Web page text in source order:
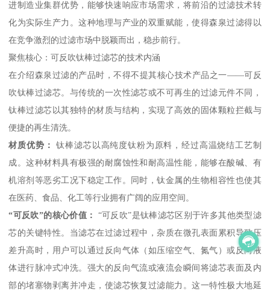
进制造业集群优势，能够快速响应市场需求，将前沿的过滤技术转
化为实际生产力。这种地理与产业的双重赋能，使得森泉过滤得以
在竞争激烈的过滤市场中脱颖而出，稳步前行。
聚焦核心：可反吹钛棒过滤芯的技术内涵
在介绍森泉过滤的产品时，不得不提其核心技术产品之一——可反
吹钛棒过滤芯。与传统的一次性滤芯或不可再生的过滤元件不同，
钛棒过滤芯以其独特的材质与结构，实现了高效的固体颗粒拦截与
便捷的再生清洗。
材质优势：
钛棒滤芯以高纯度钛粉为原料，经过高温烧结工艺制
成。这种材料具有极强的耐腐蚀性和耐高温性能，能够在酸碱、有
机溶剂等恶劣工况下稳定工作。同时，钛金属的生物相容性也使其
在医药、食品、化工等行业拥有广阔的应用空间。
“可反吹”的核心价值：
“可反吹”是钛棒滤芯区别于许多其他类型滤
芯的关键特性。当滤芯在过滤过程中，杂质在微孔表面累积导致压
差升高时，用户可以通过反向气体（如压缩空气、氮气）或反向液
体进行脉冲式冲洗。强大的反向气流或液流会瞬间将滤芯表面及内
部的堵塞物剥离并冲走，使滤芯恢复过滤能力。这一特性极大地延